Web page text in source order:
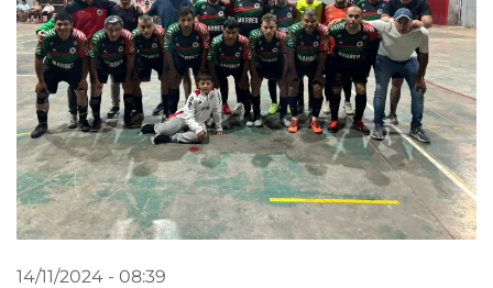
14/11/2024 - 08:39